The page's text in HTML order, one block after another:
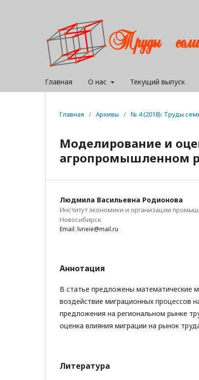
Главная О нас Текущий выпуск
Главная / Архивы / № 4 (2018): Труды
Моделирование и
агропромышленном
Людмила Васильевна Родионова
Институт экономики и организации
Новосибирск
Email: lvrieie@mail.ru
Аннотация
В статье предложены математические
воздействие миграционных процессов
предложения на региональном рынке
оценка влияния миграции на рынок
Литература